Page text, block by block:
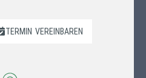
TERMIN VEREINBAREN